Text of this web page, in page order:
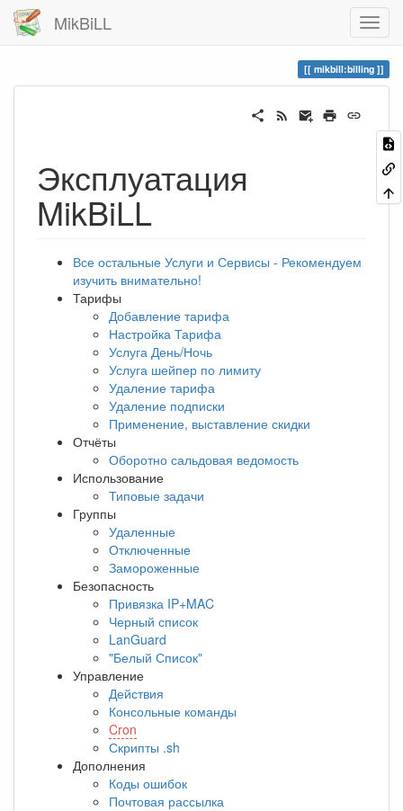
MikBiLL
mikbill:billing
Эксплуатация
MikBiLL
Все остальные Услуги и Сервисы - Рекомендуем
изучить внимательно!
Тарифы
Добавление тарифа
Настройка Тарифа
Услуга День/Ночь
Услуга шейпер по лимиту
Удаление тарифа
Удаление подписки
Применение, выставление скидки
Отчёты
Оборотно сальдовая ведомость
Использование
Типовые задачи
Группы
Удаленные
Отключенные
Замороженные
Безопасность
Привязка IP+MAC
Черный список
LanGuard
"Белый Список"
Управление
Действия
Консольные команды
Cron
Скрипты .sh
Дополнения
Коды ошибок
Почтовая рассылка